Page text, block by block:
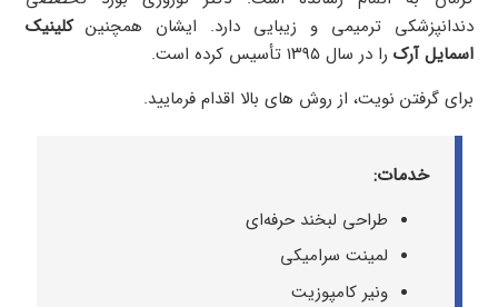
دندانپزشکی ترمیمی و زیبایی دارد. ایشان همچنینکلینیک
اسمایل آرک را در سال ۱۳۹۵ تأسیس کرده است.
برای گرفتن نویت، از روش های بالا اقدام فرمایید.
خدمات:
طراحی لبخند حرفه‌ای
لمینت سرامیکی
ونیر کامپوزیت